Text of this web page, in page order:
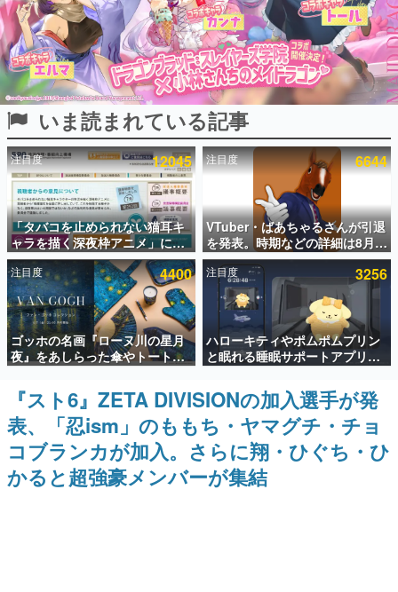
アプリセール情報
インタビュー
連載・特集一覧
殿堂入り記事
SNS拡散数が数千以上！ ページビュー数万以上！ などな
ど。多くの人々に読まれた、電ファミ渾身の“殿堂入り”記
事をまとめました。
ゲームの企画書
名作ゲームクリエイターの方々に製作時のエピソードをお
聞きし、ヒットする企画（ゲーム）とは何か？を探ってい
きます。
赫本
この物語を解いてはいけない。『赫本』は、〈試験問題〉
の形をした短編ホラー小説集です。
新世代に訊く
これからのデジタルゲーム市場を担う若きクリエイター達
の姿を追い、彼らのルーツと情熱を探っていきます。
ゲーム世代の作家たち
ゲームに多大な影響を受けた作家さんに取材し、ゲームが
日本のコンテンツ産業やカルチャーに与えた影響を探る企
画です。
日本モバイルゲーム産業史
日本のモバイルゲーム史における主要なトピック・タイト
いま読まれている記事
注目度 12045
「タバコを止められない猫耳キ
ャラを描く深夜枠アニメ」に視
聴者の一部から批判意見。違法
薬物の使用と思しき描写も含め
て、BPOが議論を交わす
注目度 6644
VTuber・ばあちゃるさんが引退
を発表。時期などの詳細は8月9
日15時からの配信で説明
注目度 4400
ゴッホの名画『ローヌ川の星月
夜』をあしらった傘やトートバ
ッグなどが登場。8月7日21時よ
り2日間限定で予約販売
注目度 3256
ハローキティやポムポムプリン
と眠れる睡眠サポートアプリ
『ゆめたび』が配信中。キャラ
ごとのASMRや目覚ましアラー
ムも搭載
『スト6』ZETA DIVISIONの加入選手が発
表、「忍ism」のももち・ヤマグチ・チョ
コブランカが加入。さらに翔・ひぐち・ひ
かると超強豪メンバーが集結